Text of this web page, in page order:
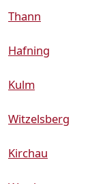
Thann
Hafning
Kulm
Witzelsberg
Kirchau